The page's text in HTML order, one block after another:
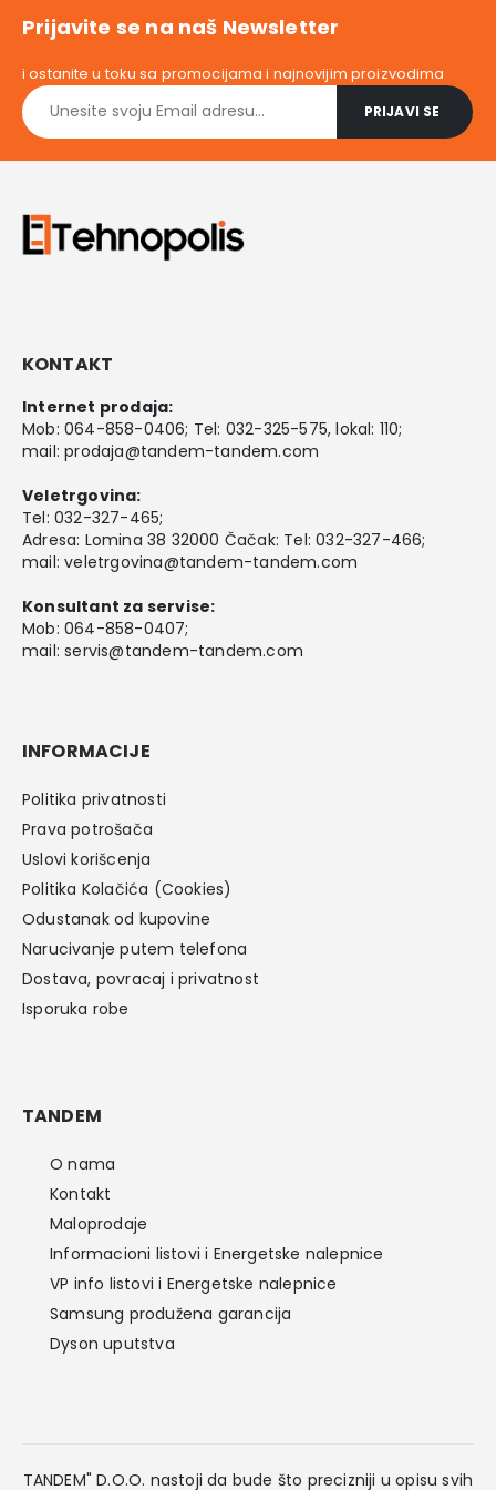
Prijavite se na naš Newsletter
i ostanite u toku sa promocijama i najnovijim proizvodima
KONTAKT
Internet prodaja:
Mob: 064-858-0406; Tel: 032-325-575, lokal: 110;
mail:prodaja@tandem-tandem.com
Veletrgovina:
Tel: 032-327-465;
Adresa: Lomina 38 32000 Čačak: Tel: 032-327-466;
mail:veletrgovina@tandem-tandem.com
Konsultant za servise:
Mob: 064-858-0407;
mail:servis@tandem-tandem.com
INFORMACIJE
Politika privatnosti
Prava potrošača
Uslovi korišcenja
Politika Kolačića (Cookies)
Odustanak od kupovine
Narucivanje putem telefona
Dostava, povracaj i privatnost
Isporuka robe
TANDEM
O nama
Kontakt
Maloprodaje
Informacioni listovi i Energetske nalepnice
VP info listovi i Energetske nalepnice
Samsung produžena garancija
Dyson uputstva
TANDEM" D.O.O. nastoji da bude što precizniji u opisu svih